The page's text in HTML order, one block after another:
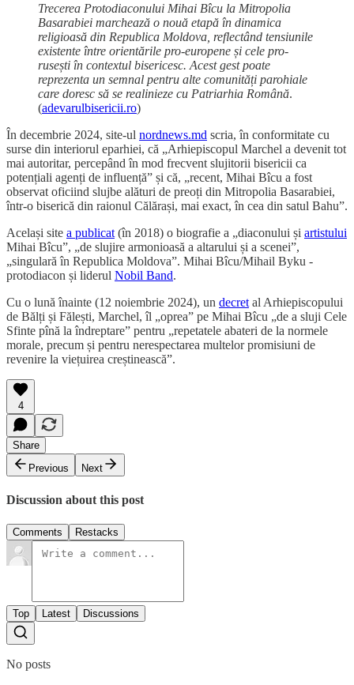
Trecerea Protodiaconului Mihai Bîcu la Mitropolia
Basarabiei marchează o nouă etapă în dinamica
religioasă din Republica Moldova, reflectând tensiunile
existente între orientările pro-europene și cele pro-
rusești în contextul bisericesc. Acest gest poate
reprezenta un semnal pentru alte comunități parohiale
care doresc să se realinieze cu Patriarhia Română.
(adevarulbisericii.ro)
În decembrie 2024, site-ul nordnews.md scria, în conformitate cu
surse din interiorul eparhiei, că „Arhiepiscopul Marchel a devenit tot
mai autoritar, percepând în mod frecvent slujitorii bisericii ca
potențiali agenți de influență” și că, „recent, Mihai Bîcu a fost
observat oficiind slujbe alături de preoți din Mitropolia Basarabiei,
într-o biserică din raionul Călărași, mai exact, în cea din satul Bahu”.
Același site a publicat (în 2018) o biografie a „diaconului și artistului
Mihai Bîcu”, „de slujire armonioasă a altarului și a scenei”,
„singulară în Republica Moldova”. Mihai Bîcu/Mihail Byku -
protodiacon și liderul Nobil Band.
Cu o lună înainte (12 noiembrie 2024), un decret al Arhiepiscopului
de Bălți și Fălești, Marchel, îl „oprea” pe Mihai Bîcu „de a sluji Cele
Sfinte pînă la îndreptare” pentru „repetatele abateri de la normele
morale, precum și pentru nerespectarea multelor promisiuni de
revenire la viețuirea creștinească”.
4
Share
Previous
Next
Discussion about this post
Comments Restacks
Top Latest Discussions
No posts